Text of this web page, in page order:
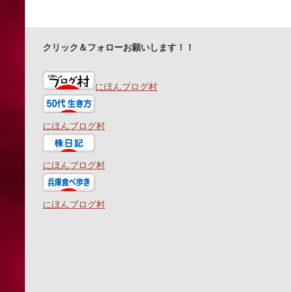
クリック＆フォローお願いします！！
にほんブログ村
にほんブログ村
にほんブログ村
にほんブログ村